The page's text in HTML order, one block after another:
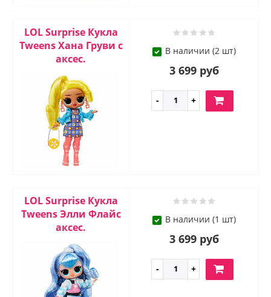
LOL Surprise Кукла
Tweens Хана Груви с
аксес.
В наличии (2 шт)
3 699 руб
LOL Surprise Кукла
Tweens Элли Флайс
аксес.
В наличии (1 шт)
3 699 руб